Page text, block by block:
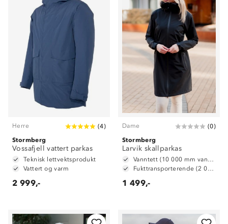
Herre (4)
Stormberg
Vossafjell vattert parkas
Teknisk lettvektsprodukt
Vattert og varm
2 999,-
Dame (0)
Stormberg
Larvik skallparkas
Vanntett (10 000 mm vannsøyle)
Fukttransporterende (2 000g/m2/24t)
1 499,-